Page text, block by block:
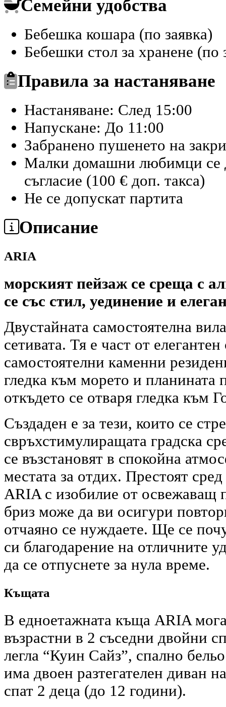
Семейни удобства
Бебешка кошара (по заявка)
Бебешки стол за хранене (по
Правила за настаняване
Настаняване: След 15:00
Напускане: До 11:00
Забранено пушенето на
Малки домашни любимци се
съгласие (100 € доп. такса)
Не се допускат партита
Описание
ARIA
морският пейзаж се среща с
се със стил, уединение и
Двустайната самостоятелна
сетивата. Тя е част от
самостоятелни каменни
гледка към морето и
откъдето се отваря гледка към
Създаден е за тези, които се
свръхстимулиращата градска
се възстановят в спокойна
местата за отдих. Престоят
ARIA с изобилие от освежаващ
бриз може да ви осигури
отчаяно се нуждаете. Ще се
си благодарение на отличните
да се отпуснете за нула време.
Къщата
В едноетажната къща ARIA
възрастни в 2 съседни двойни
легла “Куин Сайз”, спално
има двоен разтегателен диван
спат 2 деца (до 12 години).